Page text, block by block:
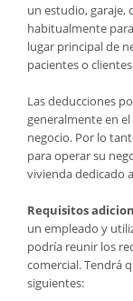
un estudio, garaje,
habitualmente
lugar principal de
pacientes o
Las deducciones
generalmente en
negocio. Por lo
para operar su
vivienda dedicado
Requisitos
un empleado y
podría reunir los
comercial. Tendrá
siguientes: